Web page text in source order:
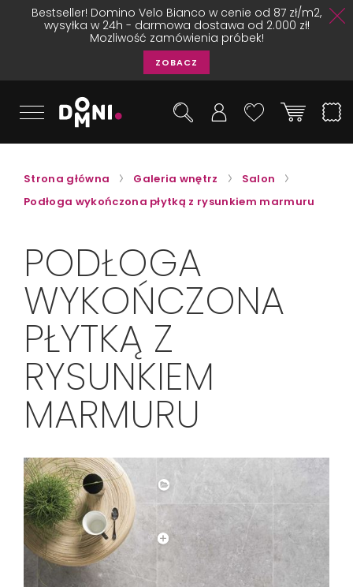
Bestseller! Domino Velo Bianco w cenie od 87 zł/m2,
wysyłka w 24h - darmowa dostawa od 2.000 zł!
Mozliwość zamówienia próbek!
ZOBACZ
Strona główna Galeria wnętrz
Salon
Podłoga wykończona płytką z rysunkiem marmuru
PODŁOGA
WYKOŃCZONA
PŁYTKĄ Z
RYSUNKIEM
MARMURU